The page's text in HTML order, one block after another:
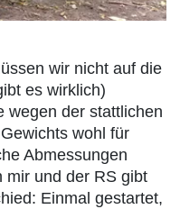
wir nicht auf die
es wirklich)
wegen der stattlichen
wohl für
Abmessungen
mir und der RS gibt
Einmal gestartet,